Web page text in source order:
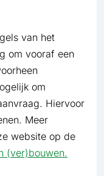
van het
om vooraf een
om
Hiervoor
Meer
website op de
(ver)bouwen.